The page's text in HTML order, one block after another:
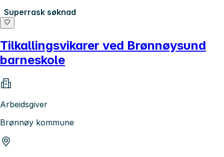
Superrask søknad
Tilkallingsvikarer ved Brønnøysund
barneskole
Arbeidsgiver
Brønnøy kommune